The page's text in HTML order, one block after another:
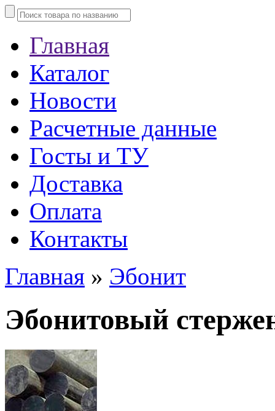
Главная
Каталог
Новости
Расчетные данные
Госты и ТУ
Доставка
Оплата
Контакты
Главная » Эбонит
Эбонитовый